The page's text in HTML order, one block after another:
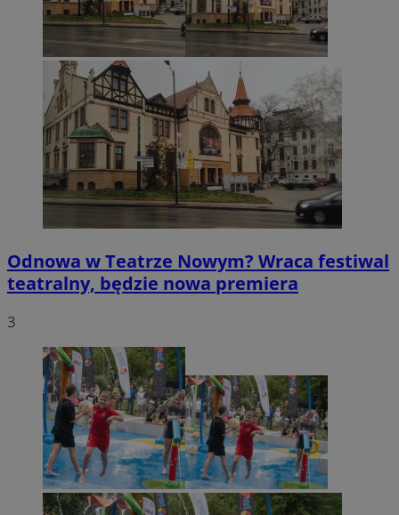
Odnowa w Teatrze Nowym? Wraca festiwal
teatralny, będzie nowa premiera
3